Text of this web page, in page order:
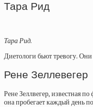
Тара Рид
Тара Рид.
Диетологи бьют тревогу.
Рене Зеллевегер
Рене Зеллвегер, известная
она пробегает каждый день